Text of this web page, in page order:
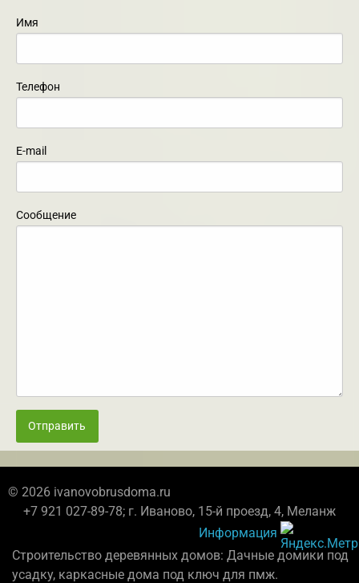
Имя
Телефон
E-mail
Сообщение
Отправить
© 2026 ivanovobrusdoma.ru
+7 921 027-89-78; г. Иваново, 15-й проезд, 4, Меланж
Информация
Строительство деревянных домов: Дачные домики под
усадку, каркасные дома под ключ для пмж.